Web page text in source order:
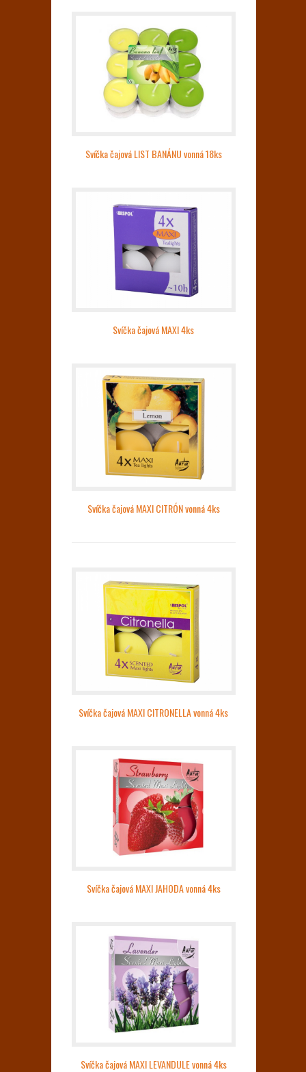
Svíčka čajová LIST BANÁNU vonná 18ks
Svíčka čajová MAXI 4ks
Svíčka čajová MAXI CITRÓN vonná 4ks
Svíčka čajová MAXI CITRONELLA vonná 4ks
Svíčka čajová MAXI JAHODA vonná 4ks
Svíčka čajová MAXI LEVANDULE vonná 4ks